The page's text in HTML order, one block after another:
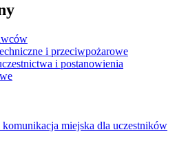
i przeciwpożarowe
i postanowienia
miejska dla uczestników